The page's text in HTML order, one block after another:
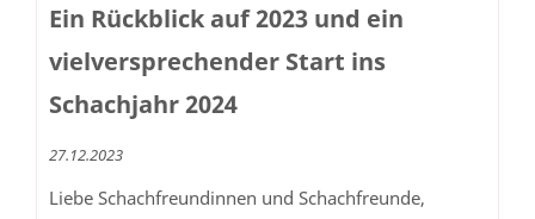
Ein Rückblick auf 2023 und ein
vielversprechender Start ins
Schachjahr 2024
27.12.2023
Liebe Schachfreundinnen und Schachfreunde,